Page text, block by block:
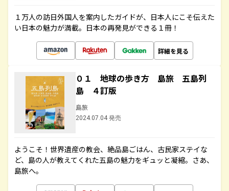
１万人の訪日外国人を案内したガイドが、日本人にこそ伝えた
い日本の魅力が満載。日本の再発見ができる１冊！
詳細を見る
０１ 地球の歩き方 島旅 五島列
島 ４訂版
島旅
2024.07.04 発売
ようこそ！世界遺産の教会、絶品島ごはん、古民家ステイな
ど、島の人が教えてくれた五島の魅力をギュッと凝縮。さあ、
島旅へ。